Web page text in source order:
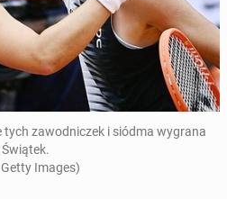
tych za­wod­ni­czek i siódma wygrana
Świątek.
Images)